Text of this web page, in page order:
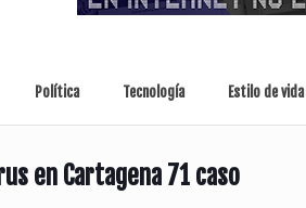
Política Tecnología Estilo de vida
en Cartagena 71 caso